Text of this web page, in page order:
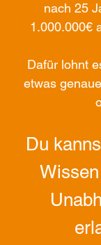
nach 25
1.000.000€
Dafür lohnt
etwas
Du